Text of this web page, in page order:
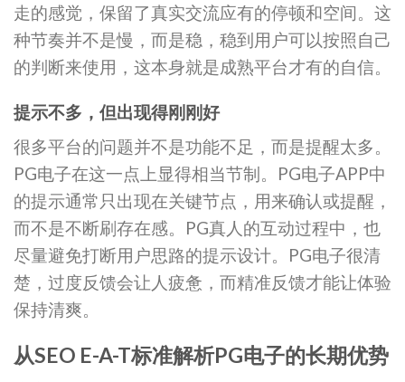
走的感觉，保留了真实交流应有的停顿和空间。这
种节奏并不是慢，而是稳，稳到用户可以按照自己
的判断来使用，这本身就是成熟平台才有的自信。
提示不多，但出现得刚刚好
很多平台的问题并不是功能不足，而是提醒太多。
PG电子在这一点上显得相当节制。PG电子APP中
的提示通常只出现在关键节点，用来确认或提醒，
而不是不断刷存在感。PG真人的互动过程中，也
尽量避免打断用户思路的提示设计。PG电子很清
楚，过度反馈会让人疲惫，而精准反馈才能让体验
保持清爽。
从SEO E-A-T标准解析PG电子的长期优势